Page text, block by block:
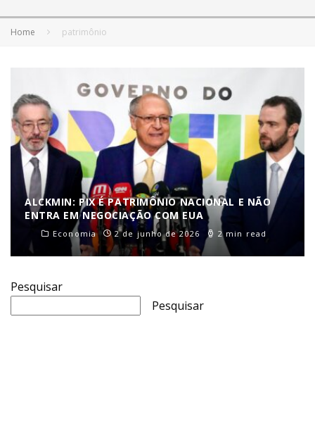
Home patrimônio
ALCKMIN: PIX É PATRIMÔNIO NACIONAL E NÃO
ENTRA EM NEGOCIAÇÃO COM EUA
Economia 2 de junho de 2026 2 min read
Pesquisar
Pesquisar